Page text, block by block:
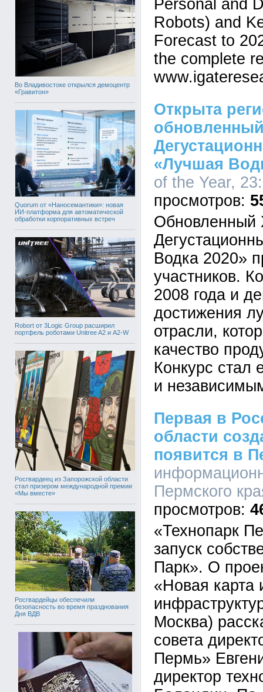
Во Владивостоке открылся демоцентр
«Гравитон»
Quorum от «Наносемантики»: новая
ИИ-платформа для автоматической
обработки корпоративных встреч
Robort от 3Logic Group расширил
портфель роботами Unitree A2 и A2-W
Росгвардеец из Запорожской области
стал призером международной премии
«Мы вместе»
Росгвардейцы обеспечили
безопасность во время празднования
Дня ВДВ
Personal and
Robots) and
Forecast to
the complete
Открыта
«Лучшая
of the Year,
Обновленный
Водка 2020»
участников.
2008 года и
достижения
отрасли,
качество
Конкурс стал
и
Первая в
области
появится в
Пермского
«Технопарк
запуск
Парк». О
«Новая карта
Москва)
совета
Пермь»
директор